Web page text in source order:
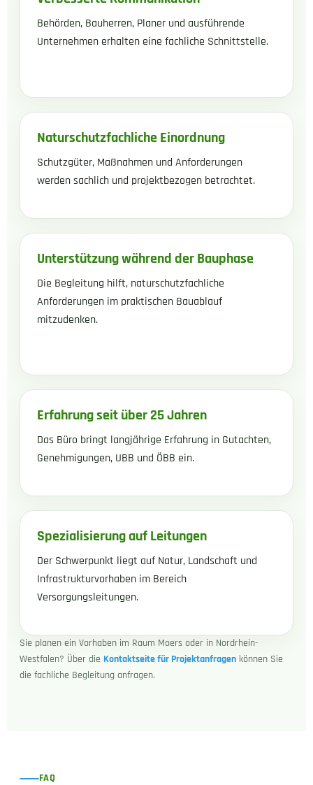
Behörden, Bauherren, Planer und ausführende
Unternehmen erhalten eine fachliche Schnittstelle.
Naturschutzfachliche Einordnung
Schutzgüter, Maßnahmen und Anforderungen
werden sachlich und projektbezogen betrachtet.
Unterstützung während der Bauphase
Die Begleitung hilft, naturschutzfachliche
Anforderungen im praktischen Bauablauf
mitzudenken.
Erfahrung seit über 25 Jahren
Das Büro bringt langjährige Erfahrung in Gutachten,
Genehmigungen, UBB und ÖBB ein.
Spezialisierung auf Leitungen
Der Schwerpunkt liegt auf Natur, Landschaft und
Infrastrukturvorhaben im Bereich
Versorgungsleitungen.
Sie planen ein Vorhaben im Raum Moers oder in Nordrhein-
Westfalen? Über die Kontaktseite für Projektanfragen können Sie
die fachliche Begleitung anfragen.
FAQ